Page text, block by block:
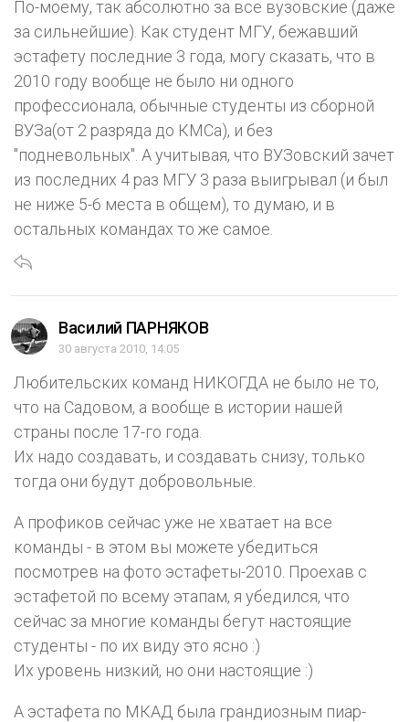
По-моему, так абсолютно за все вузовские (даже
за сильнейшие). Как студент МГУ, бежавший
эстафету последние 3 года, могу сказать, что в
2010 году вообще не было ни одного
профессионала, обычные студенты из сборной
ВУЗа(от 2 разряда до КМСа), и без
"подневольных". А учитывая, что ВУЗовский зачет
из последних 4 раз МГУ 3 раза выигрывал (и был
не ниже 5-6 места в общем), то думаю, и в
остальных командах то же самое.
Василий ПАРНЯКОВ
30 августа 2010, 14:05
Любительских команд НИКОГДА не было не то,
что на Садовом, а вообще в истории нашей
страны после 17-го года.
Их надо создавать, и создавать снизу, только
тогда они будут добровольные.
А профиков сейчас уже не хватает на все
команды - в этом вы можете убедиться
посмотрев на фото эстафеты-2010. Проехав с
эстафетой по всему этапам, я убедился, что
сейчас за многие команды бегут настоящие
студенты - по их виду это ясно :)
Их уровень низкий, но они настоящие :)
А эстафета по МКАД была грандиозным пиар-